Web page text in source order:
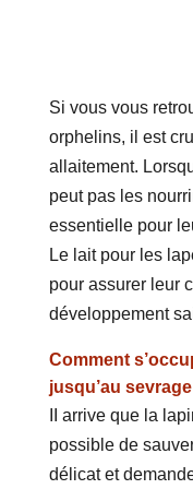
Si vous vous
orphelins, il est
allaitement.
peut pas les
essentielle pour
Le lait pour les
pour assurer leur
développement
Comment
jusqu’au
II arrive que la
possible de
délicat et